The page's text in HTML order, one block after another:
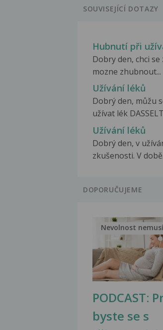
SOUVISEJÍCÍ DOTAZY
Hubnutí při
Dobry den, chci
mozne zhubnout...
Užívání léků
Dobrý den, můžu
užívat lék
Užívání léků
Dobrý den, v
zkušenosti. V
DOPORUČUJEME
PODCAST:
byste se s